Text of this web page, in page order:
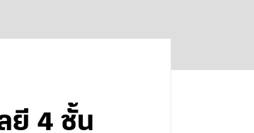
ยี 4 ชั้น